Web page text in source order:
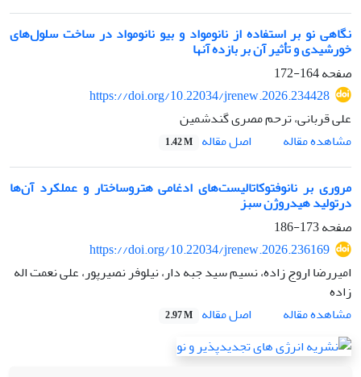
نگاهی نو بر استفاده از نانو‌مواد و بیو نانومواد در ساخت سلول‌های
خورشیدی و تأثیر آن بر بازده آنها
صفحه164-172
https://doi.org/10.22034/jrenew.2026.234428
علی قربانی، ترحم مصری گندشمین
مشاهده مقاله
اصل مقاله 1.42 M
مروری بر نانوفتوکاتالیست‌های ادغامی هتروساختار و عملکرد آن‌ها
درتولید هیدروژن سبز
صفحه173-186
https://doi.org/10.22034/jrenew.2026.236169
امیررضا اروج زاده، نسیم سید جبه دار، نیلوفر نصیرپور، علی نعمت اله
زاده
مشاهده مقاله
اصل مقاله 2.97 M